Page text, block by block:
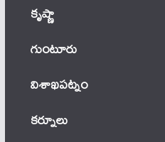
కృష్ణా
గుంటూరు
విశాఖపట్నం
కర్నూలు